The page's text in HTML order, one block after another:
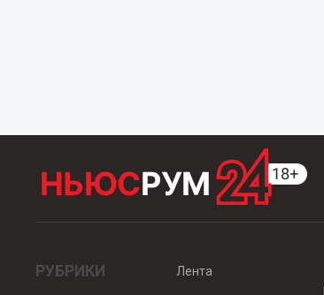
РУБРИКИ
Лента